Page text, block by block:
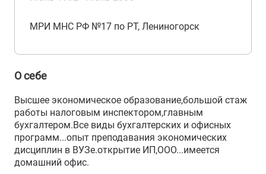
МРИ МНС РФ №17 по РТ, Лениногорск
О себе
Высшее экономическое образование,большой стаж
работы налоговым инспектором,главным
бухгалтером.Все виды бухгалтерских и офисных
программ...опыт преподавания экономических
дисциплин в ВУЗе.открытие ИП,ООО...имеется
домашний офис.